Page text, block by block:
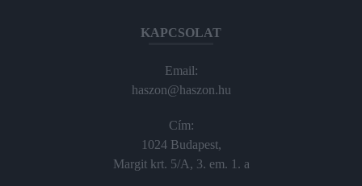
KAPCSOLAT
Email:
haszon@haszon.hu
Cím:
1024 Budapest,
Margit krt. 5/A, 3. em. 1. a